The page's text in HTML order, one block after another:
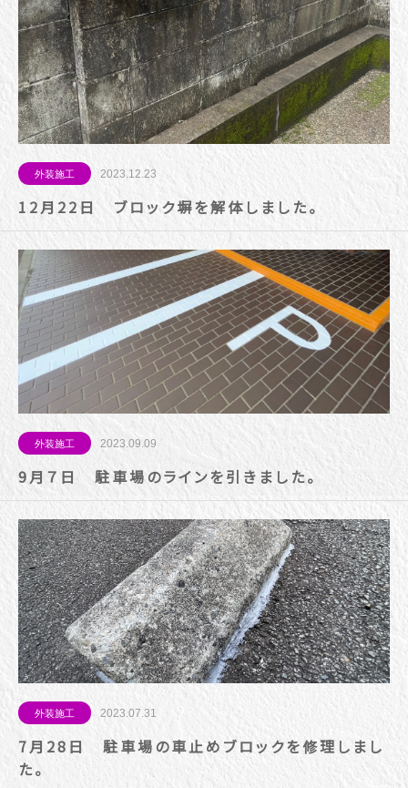
外装施工 2023.12.23
12月22日 ブロック塀を解体しました。
外装施工 2023.09.09
9月７日 駐車場のラインを引きました。
外装施工 2023.07.31
7月28日 駐車場の車止めブロックを修理しまし
た。